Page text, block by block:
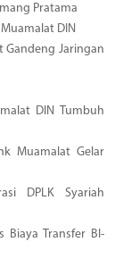
Pratama
DIN
Gandeng Jaringan
DIN Tumbuh
Muamalat Gelar
DPLK Syariah
Biaya Transfer BI-